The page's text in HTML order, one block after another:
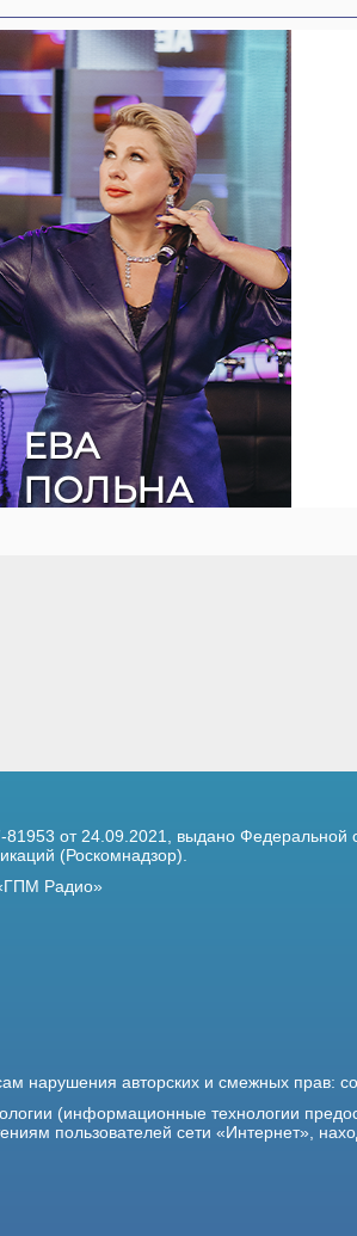
ЕВА
ПОЛЬНА
от 24.09.2021,
выдано Федеральной
(Роскомнадзор).
«ГПМ Радио»
нарушения авторских и смежных прав:
(информационные технологии
пользователей сети «Интернет»,